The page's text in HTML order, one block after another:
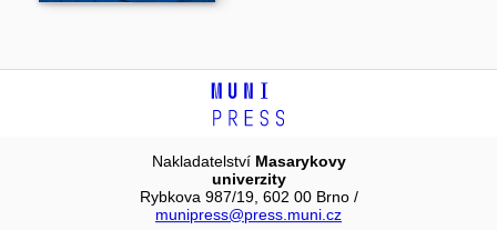
Nakladatelství Masarykovy
univerzity
Rybkova 987/19, 602 00 Brno /
munipress@press.muni.cz